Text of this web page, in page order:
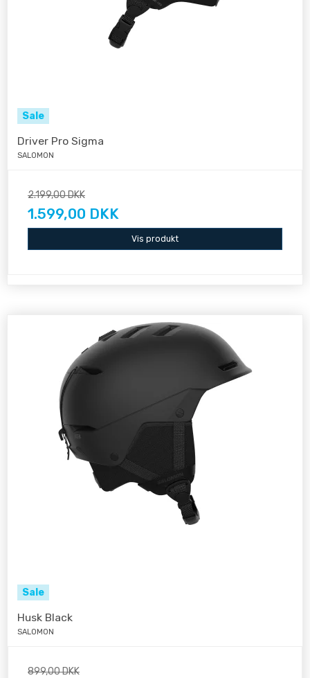
Sale
Driver Pro Sigma
SALOMON
2.199,00 DKK
1.599,00 DKK
Vis produkt
Sale
Husk Black
SALOMON
899,00 DKK